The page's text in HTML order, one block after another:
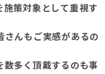
策対象として重視す
さんもご実感があるの
多く頂戴するのも事